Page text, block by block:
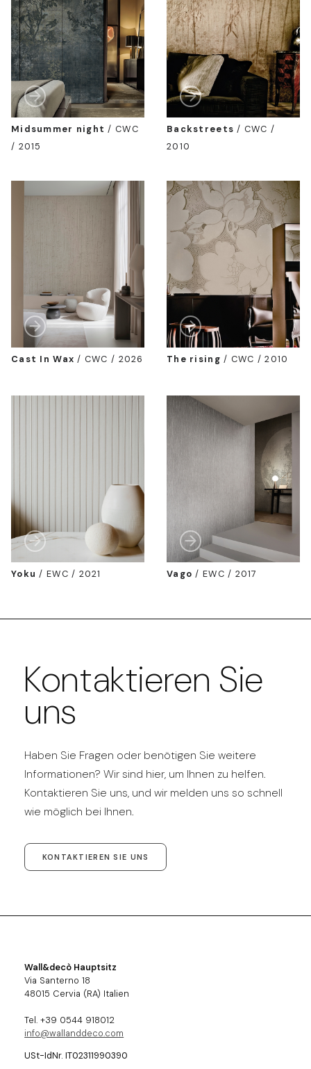
Midsummer night /CWC
/ 2015
Backstreets / CWC /
2010
Cast In Wax / CWC / 2026 The rising / CWC / 2010
Yoku / EWC / 2021 Vago / EWC / 2017
Kontaktieren Sie
uns
Haben Sie Fragen oder benötigen Sie weitere
Informationen? Wir sind hier, um Ihnen zu helfen.
Kontaktieren Sie uns, und wir melden uns so schnell
wie möglich bei Ihnen.
KONTAKTIEREN SIE UNS
Wall&decò Hauptsitz
Via Santerno 18
48015 Cervia (RA) Italien
Tel. +39 0544 918012
info@wallanddeco.com
USt-IdNr. IT02311990390